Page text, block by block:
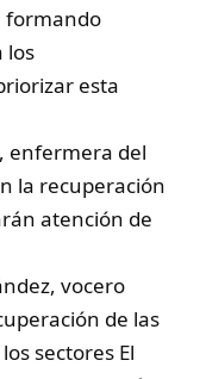
formando
los
esta
enfermera del
la recuperación
atención de
vocero
de las
sectores El